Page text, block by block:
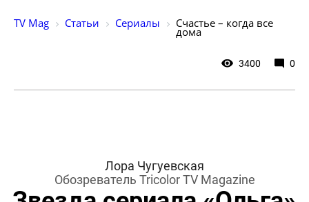
TV Mag Статьи Сериалы Счастье – когда все
дома
3400 0
Лора Чугуевская
Обозреватель Tricolor TV Magazine